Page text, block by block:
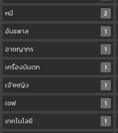
หมี
2
อันธพาล
1
อาชญากร
1
เครื่องบินตก
1
เจ้าหญิง
1
เชฟ
1
เทคโนโลยี
1